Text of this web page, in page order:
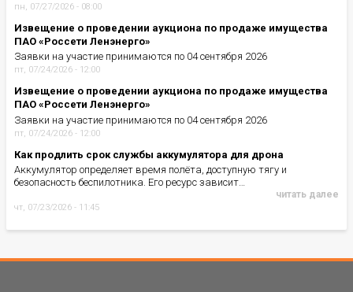
пн, 07/27/2026 - 08:00
Извещение о проведении аукциона по продаже имущества
ПАО «Россети Ленэнерго»
Заявки на участие принимаются по 04 сентября 2026
пт, 07/24/2026 - 12:00
Извещение о проведении аукциона по продаже имущества
ПАО «Россети Ленэнерго»
Заявки на участие принимаются по 04 сентября 2026
пт, 07/24/2026 - 12:00
Как продлить срок службы аккумулятора для дрона
Аккумулятор определяет время полёта, доступную тягу и
безопасность беспилотника. Его ресурс зависит…
читать далее
чт, 07/23/2026 - 11:45